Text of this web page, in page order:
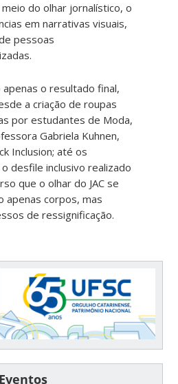
do olhar jornalístico, o
em narrativas visuais,
pessoas
o resultado final,
a criação de roupas
por estudantes de Moda,
Gabriela Kuhnen,
Inclusion; até os
desfile inclusivo realizado
que o olhar do JAC se
apenas corpos, mas
de ressignificação.
Eventos